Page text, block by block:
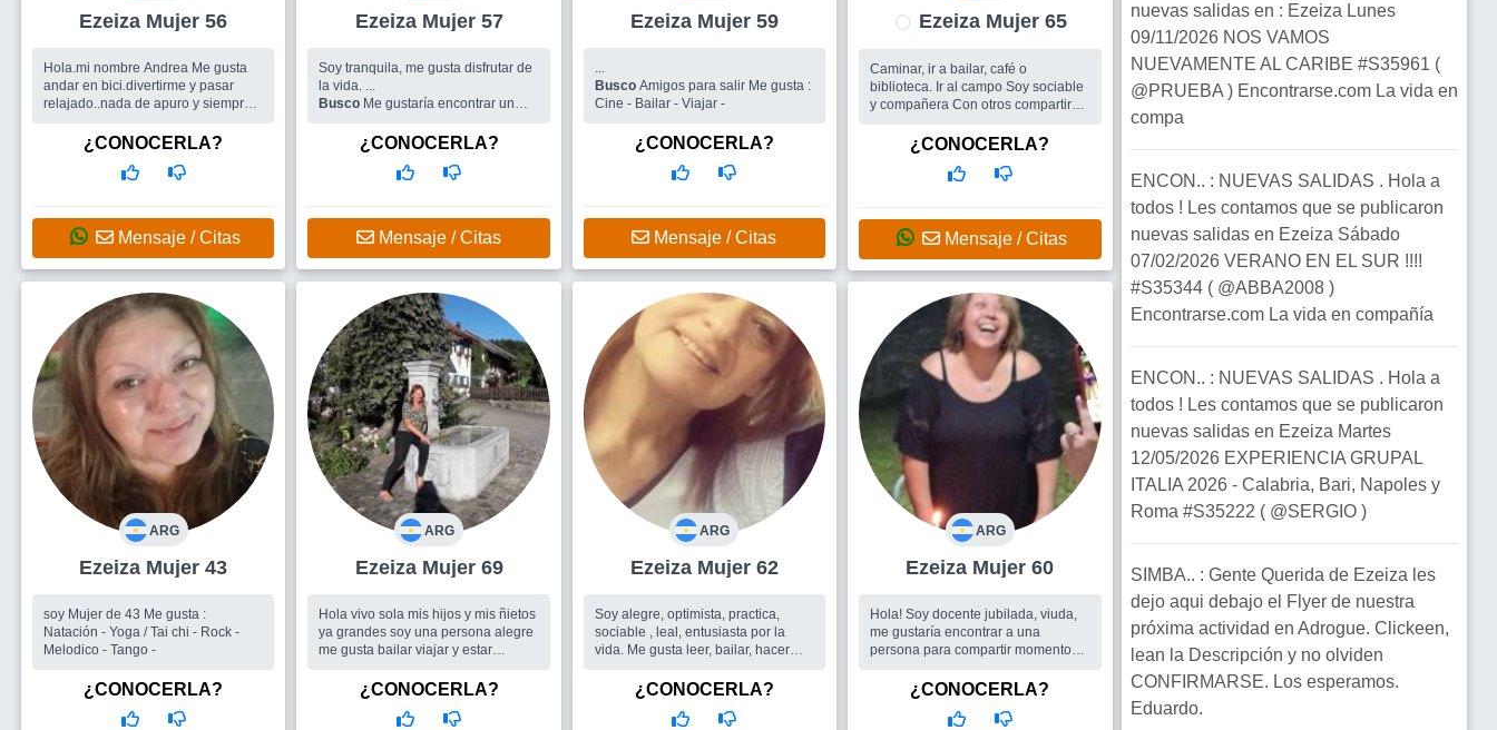
Ezeiza Mujer 56
Hola.mi nombre Andrea Me gusta
andar en bici.divertirme y pasar
relajado..nada de apuro y siempre
Amigos para salir seguro.
Hombre o pareja si se dá..sin apuro
¿CONOCERLA?
Mensaje / Citas
Ezeiza Mujer 57
Soy tranquila, me gusta disfrutar de
la vida. ...
Busco Me gustaría encontrar un
¿CONOCERLA?
Mensaje / Citas
Ezeiza Mujer 59
...
Busco Amigos para salir Me gusta :
Cine - Bailar - Viajar -
¿CONOCERLA?
Mensaje / Citas
Ezeiza Mujer 65
Caminar, ir a bailar, café o
biblioteca. Ir al campo Soy sociable
y compañera Con otros compartir
charlas Mi serie favorita es Valle
Salvaje actualmente, disfrut...
Amigos Un hombre alegre y
¿CONOCERLA?
Mensaje / Citas
ARG
Ezeiza Mujer 43
soy Mujer de 43 Me gusta :
Natación - Yoga / Tai chi - Rock -
Melodico - Tango -
¿CONOCERLA?
ARG
Ezeiza Mujer 69
Hola vivo sola mis hijos y mis ñietos
ya grandes soy una persona alegre
me gusta bailar viajar y estar
o 3 dias por semana a nadar es otra
de mis pasiones y ademas m...
Sobre todo grupo de amigos
¿CONOCERLA?
ARG
Ezeiza Mujer 62
Soy alegre, optimista, practica,
sociable , leal, entusiasta por la
vida. Me gusta leer, bailar, hacer
Un compañero en lo que
ambos potenciemos lo mejor que
tenemos y mostrarnos autenticos.
¿CONOCERLA?
ARG
Ezeiza Mujer 60
Hola! Soy docente jubilada, viuda,
me gustaría encontrar a una
persona para compartir momentos
simplemente unos mates al aire
libre. Y vemos que pasa......
Un hombre
¿CONOCERLA?
nuevas salidas en : Ezeiza Lunes
09/11/2026 NOS VAMOS
NUEVAMENTE AL CARIBE #S35961 (
@PRUEBA ) Encontrarse.com La vida en
compa
ENCON.. : NUEVAS SALIDAS . Hola a
todos ! Les contamos que se publicaron
nuevas salidas en Ezeiza Sábado
07/02/2026 VERANO EN EL SUR !!!!
#S35344 ( @ABBA2008 )
Encontrarse.com La vida en compañía
ENCON.. : NUEVAS SALIDAS . Hola a
todos ! Les contamos que se publicaron
nuevas salidas en Ezeiza Martes
12/05/2026 EXPERIENCIA GRUPAL
ITALIA 2026 - Calabria, Bari, Napoles y
Roma #S35222 ( @SERGIO )
SIMBA.. : Gente Querida de Ezeiza les
dejo aqui debajo el Flyer de nuestra
próxima actividad en Adrogue. Clickeen,
lean la Descripción y no olviden
CONFIRMARSE. Los esperamos.
Eduardo.